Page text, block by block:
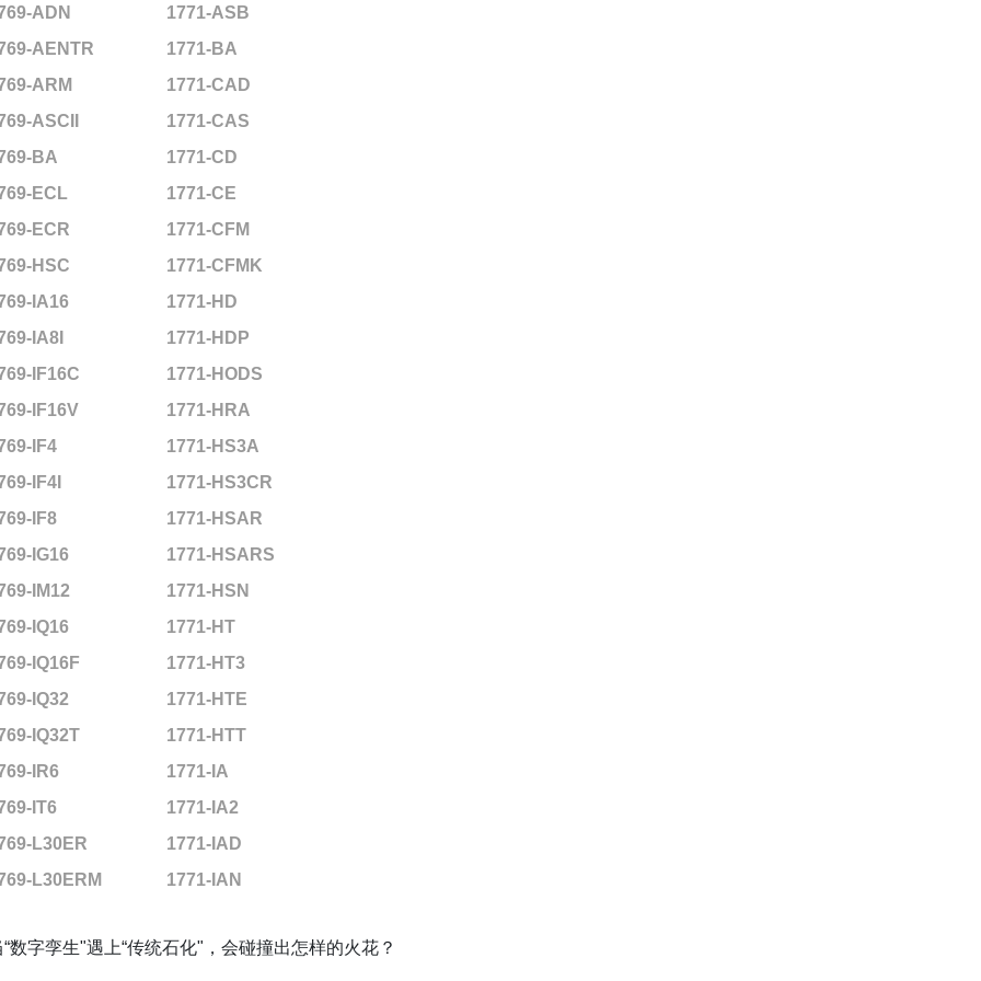
ADN
1771-ASB
AENTR
1771-BA
ARM
1771-CAD
ASCII
1771-CAS
BA
1771-CD
ECL
1771-CE
ECR
1771-CFM
HSC
1771-CFMK
IA16
1771-HD
IA8I
1771-HDP
IF16C
1771-HODS
IF16V
1771-HRA
IF4
1771-HS3A
IF4I
1771-HS3CR
IF8
1771-HSAR
IG16
1771-HSARS
IM12
1771-HSN
IQ16
1771-HT
IQ16F
1771-HT3
IQ32
1771-HTE
IQ32T
1771-HTT
IR6
1771-IA
IT6
1771-IA2
L30ER
1771-IAD
L30ERM
1771-IAN
“数字孪生"遇上“传统石化"，会碰撞出怎样的火花？